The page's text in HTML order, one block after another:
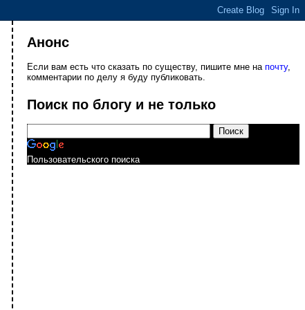
Анонс
Если вам есть что сказать по существу, пишите мне напочту,
комментарии по делу я буду публиковать.
Поиск по блогу и не только
Пользовательского поиска